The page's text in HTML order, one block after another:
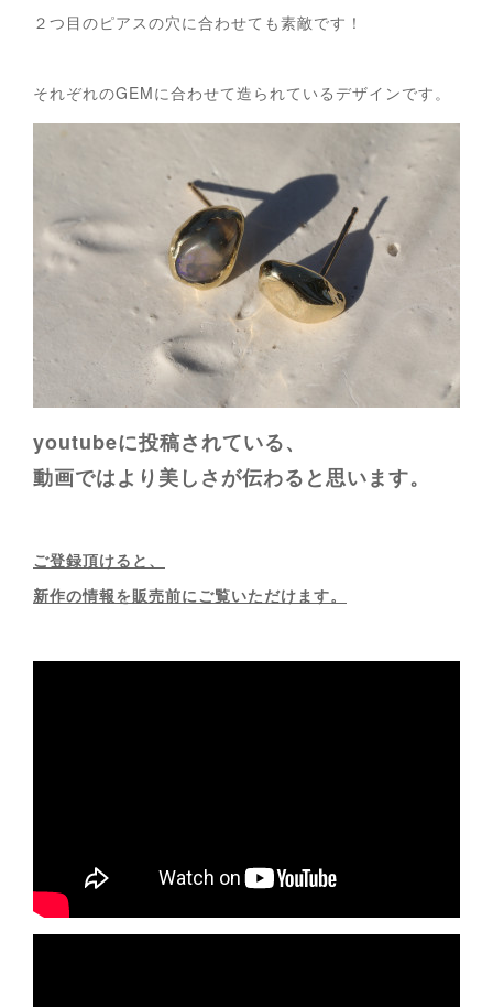
２つ目のピアスの穴に合わせても素敵です！
それぞれのGEMに合わせて造られているデザインです。
youtubeに投稿されている、
動画ではより美しさが伝わると思います。
ご登録頂けると、
新作の情報を販売前にご覧いただけます。